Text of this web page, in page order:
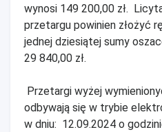
wynosi 149 200,00 zł.
przetargu powinien złożyć
jednej dziesiątej sumy
29 840,00 zł.
Przetargi wyżej
odbywają się w trybie
w dniu: 12.09.2024 o